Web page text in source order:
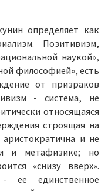
определяет как
Позитивизм,
наукой»,
философией», есть
от призраков
- система, не
относящаяся
строящая на
и не
и метафизике; но
«снизу вверх».
ее единственное